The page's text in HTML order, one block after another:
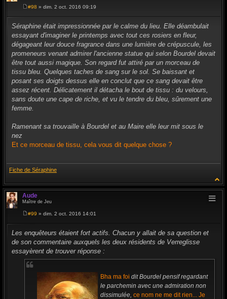
s
s
a
e
#98 » dim. 2 oct. 2016 09:19
Séraphine était impressionnée par le calme du lieu. Elle déambulait
essayant d'imaginer le printemps avec tout ces rosiers en fleur,
dégageant leur douce fragrance dans une lumière de crépuscule, les
promeneurs venant admirer l'ancienne statue qui selon Bourdel devait
être tout aussi magique. Son regard fut attiré par un morceau de
tissu bleu. Quelques taches de sang sur le sol. Se baissant et
posant ses doigts dessus elle en conclut que ce sang devait être
assez récent. Délicatement il détacha le bout de tissu : du velours,
sans doute une cape de riche, et vu le tendre du bleu, sûrement une
femme.
Ramenant sa trouvaille à Bourdel et au Maire elle leur mit sous le
nez
Et ce morceau de tissu, cela vous dit quelque chose ?
Fiche de Séraphine
Aude
Maître de Jeu
s
a
g
e
#99 » dim. 2 oct. 2016 14:01
Les enquêteurs étaient fort actifs. Chacun y allait de sa question et
de son commentaire auxquels les deux résidents de Verreglisse
essayèrent de trouver réponse :
Bha ma foi dit Bourdel pensif regardant
le parchemin avec une admiration non
dissimulée, ce nom ne me dit rien... Je